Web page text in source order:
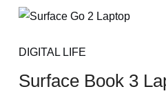
DIGITAL LIFE
Surface Book 3